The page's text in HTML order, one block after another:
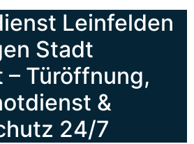
Leinfelden
Stadt
Türöffnung,
&
24/7